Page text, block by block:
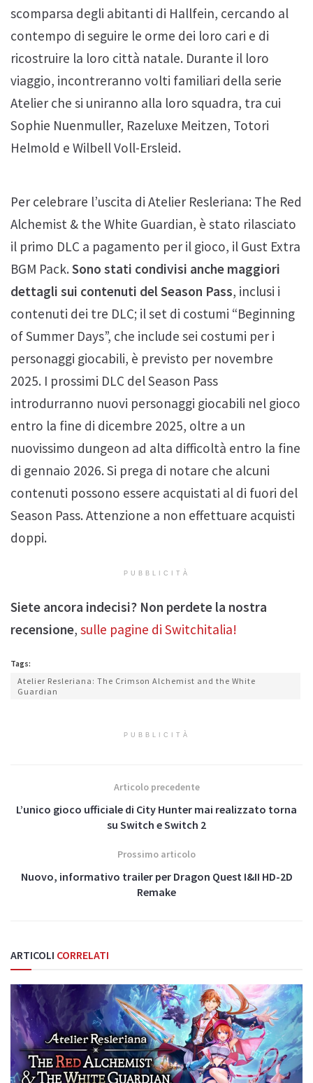
scomparsa degli abitanti di Hallfein, cercando al
contempo di seguire le orme dei loro cari e di
ricostruire la loro città natale. Durante il loro
viaggio, incontreranno volti familiari della serie
Atelier che si uniranno alla loro squadra, tra cui
Sophie Nuenmuller, Razeluxe Meitzen, Totori
Helmold e Wilbell Voll-Ersleid.
Per celebrare l’uscita di Atelier Resleriana: The Red
Alchemist & the White Guardian, è stato rilasciato
il primo DLC a pagamento per il gioco, il Gust Extra
BGM Pack. Sono stati condivisi anche maggiori
dettagli sui contenuti del Season Pass, inclusi i
contenuti dei tre DLC; il set di costumi “Beginning
of Summer Days”, che include sei costumi per i
personaggi giocabili, è previsto per novembre
2025. I prossimi DLC del Season Pass
introdurranno nuovi personaggi giocabili nel gioco
entro la fine di dicembre 2025, oltre a un
nuovissimo dungeon ad alta difficoltà entro la fine
di gennaio 2026. Si prega di notare che alcuni
contenuti possono essere acquistati al di fuori del
Season Pass. Attenzione a non effettuare acquisti
doppi.
PUBBLICITÀ
Siete ancora indecisi? Non perdete la nostra
recensione, sulle pagine di Switchitalia!
Tags:
Atelier Resleriana: The Crimson Alchemist and the White
Guardian
PUBBLICITÀ
Articolo precedente
L’unico gioco ufficiale di City Hunter mai realizzato torna
su Switch e Switch 2
Prossimo articolo
Nuovo, informativo trailer per Dragon Quest I&II HD-2D
Remake
ARTICOLI CORRELATI